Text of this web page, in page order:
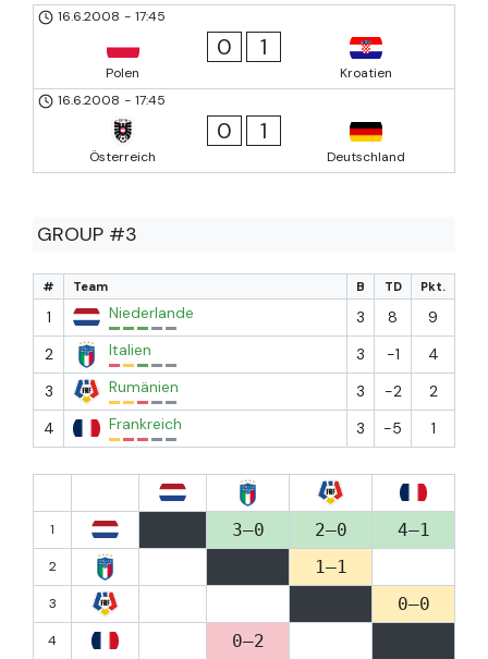
16.6.2008 - 17:45
Polen
0 1
Kroatien
16.6.2008 - 17:45
Österreich
0 1
Deutschland
GROUP #3
# Team B TD Pkt.
1 Niederlande 3 8
9
2
Italien 3 -1
4
3
Rumänien 3 -2
2
4
Frankreich 3 -5 1
1 3–0 2–0 4–1
2 1–1
3 0–0
4 0–2